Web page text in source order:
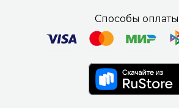
Способы оплаты